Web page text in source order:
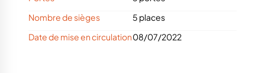
Nombre de sièges
5 places
Date de mise en circulation08/07/2022